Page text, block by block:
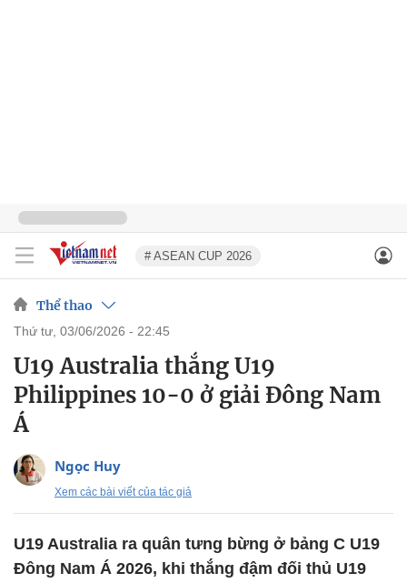
# ASEAN CUP 2026
Thể thao
thứ tư, 03/06/2026 - 22:45
U19 Australia thắng U19
Philippines 10-0 ở giải Đông Nam
Á
Ngọc Huy
Xem các bài viết của tác giả
U19 Australia ra quân tưng bừng ở bảng C U19
Đông Nam Á 2026, khi thắng đậm đối thủ U19